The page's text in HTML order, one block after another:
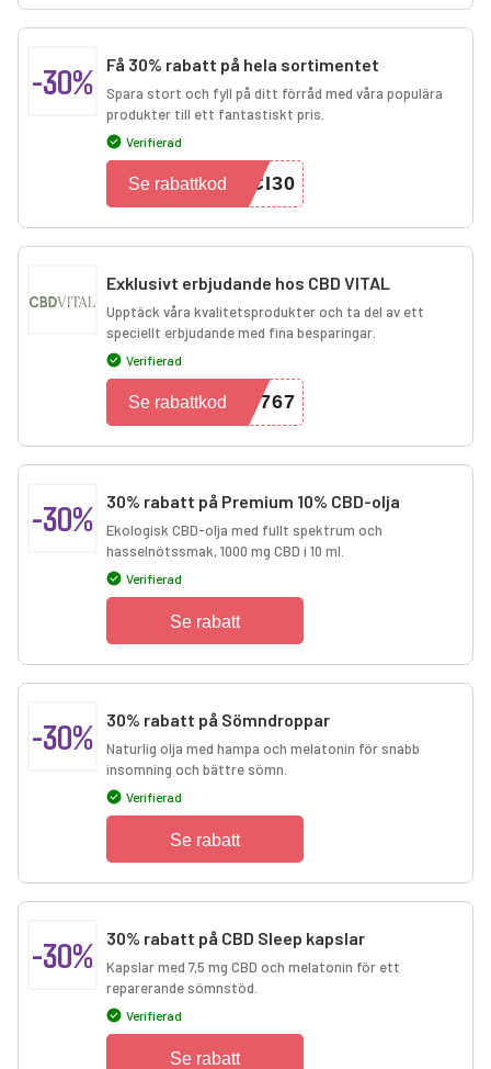
-30% Få 30% rabatt på hela sortimentet
Spara stort och fyll på ditt förråd med våra populära
produkter till ett fantastiskt pris.
Verifierad
CI30
Se rabattkod
Exklusivt erbjudande hos CBD VITAL
Upptäck våra kvalitetsprodukter och ta del av ett
speciellt erbjudande med fina besparingar.
Verifierad
6767
Se rabattkod
-30% 30% rabatt på Premium 10% CBD-olja
Ekologisk CBD-olja med fullt spektrum och
hasselnötssmak, 1000 mg CBD i 10 ml.
Verifierad
Se rabatt
-30% 30% rabatt på Sömndroppar
Naturlig olja med hampa och melatonin för snabb
insomning och bättre sömn.
Verifierad
Se rabatt
-30% 30% rabatt på CBD Sleep kapslar
Kapslar med 7,5 mg CBD och melatonin för ett
reparerande sömnstöd.
Verifierad
Se rabatt